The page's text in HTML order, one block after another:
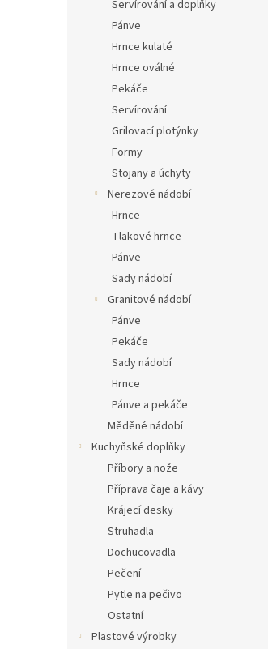
Servírování a doplňky
Pánve
Hrnce kulaté
Hrnce oválné
Pekáče
Servírování
Grilovací plotýnky
Formy
Stojany a úchyty
Nerezové nádobí
Hrnce
Tlakové hrnce
Pánve
Sady nádobí
Granitové nádobí
Pánve
Pekáče
Sady nádobí
Hrnce
Pánve a pekáče
Měděné nádobí
Kuchyňské doplňky
Příbory a nože
Příprava čaje a kávy
Krájecí desky
Struhadla
Dochucovadla
Pečení
Pytle na pečivo
Ostatní
Plastové výrobky